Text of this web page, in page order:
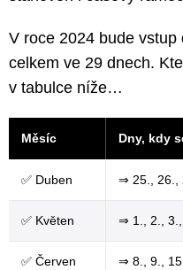
V roce 2024 bude
celkem ve 29 dnech.
v tabulce níže…
Měsíc Dny, kdy
✅ Duben ⇒ 25., 26.,
✅ Květen ⇒ 1., 2., 3.,
✅ Červen ⇒ 8., 9.,